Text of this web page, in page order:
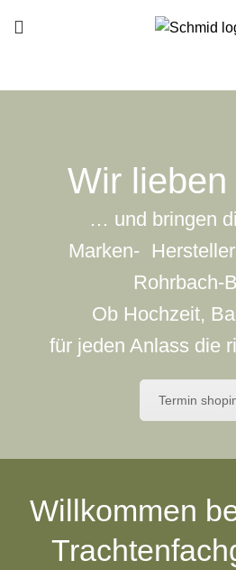
Wir lieben
… und bringen
Marken-
Rohrbach-
Ob Hochzeit,
für jeden Anlass die
Termin
Willkommen